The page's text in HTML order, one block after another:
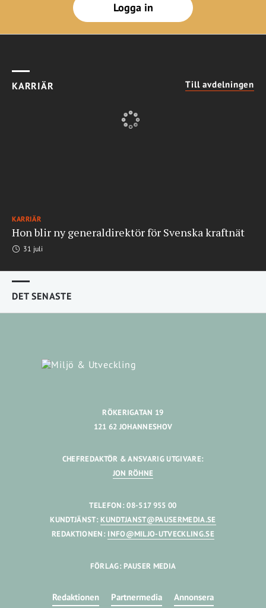
Logga in
KARRIÄR Till avdelningen
KARRIÄR
Hon blir ny generaldirektör för Svenska kraftnät
31 juli
DET SENASTE
RÖKERIGATAN 19
121 62 JOHANNESHOV
CHEFREDAKTÖR & ANSVARIG UTGIVARE:
JON RÖHNE
TELEFON: 08-517 955 00
KUNDTJÄNST: KUNDTJANST@PAUSERMEDIA.SE
REDAKTIONEN: INFO@MILJO-UTVECKLING.SE
FÖRLAG: PAUSER MEDIA
Redaktionen Partnermedia Annonsera